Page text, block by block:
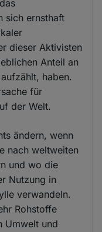
sich ernsthaft
dieser Aktivisten
Anteil an
haben.
für
der Welt.
ändern, wenn
nach weltweiten
und wo die
Nutzung in
verwandeln.
Rohstoffe
Umwelt und